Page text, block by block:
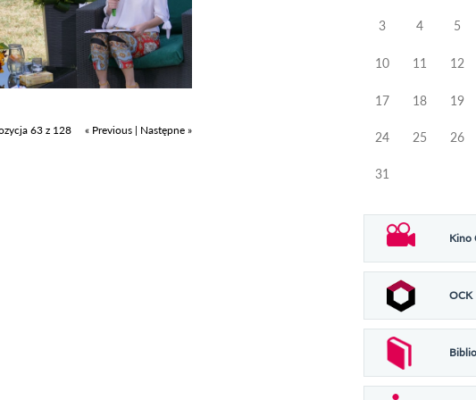
63 z 128 « Previous | Następne »
3 4 5
10 11 12
17 18 19
24 25 26
31
Kino
OCK